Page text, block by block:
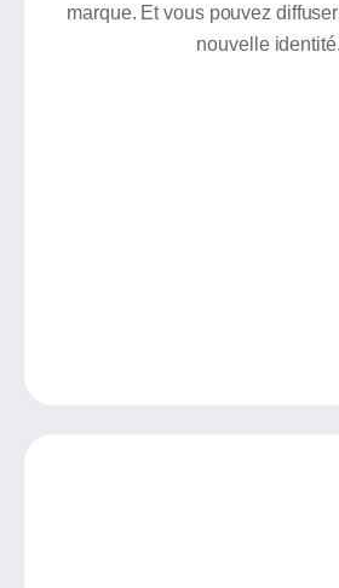
marque. Et vous pouvez
nouvelle identité.